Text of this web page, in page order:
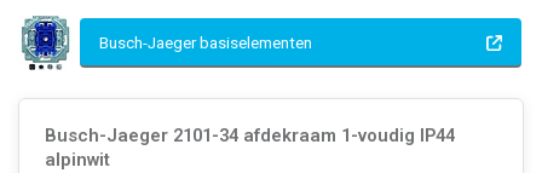
Busch-Jaeger basiselementen
Busch-Jaeger 2101-34 afdekraam 1-voudig IP44
alpinwit